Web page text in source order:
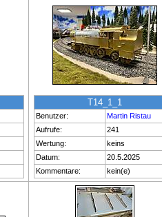
T14_1_1
Benutzer:
Martin Ristau
Aufrufe:
241
Wertung:
keins
Datum:
20.5.2025
Kommentare:
kein(e)